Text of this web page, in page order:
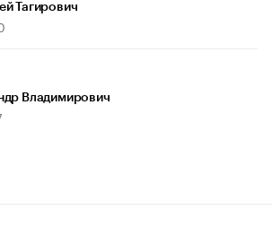
Тагирович
Владимирович